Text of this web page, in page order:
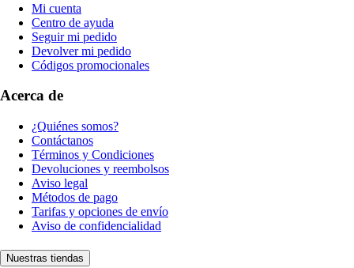
Mi cuenta
Centro de ayuda
Seguir mi pedido
Devolver mi pedido
Códigos promocionales
Acerca de
¿Quiénes somos?
Contáctanos
Términos y Condiciones
Devoluciones y reembolsos
Aviso legal
Métodos de pago
Tarifas y opciones de envío
Aviso de confidencialidad
Nuestras tiendas